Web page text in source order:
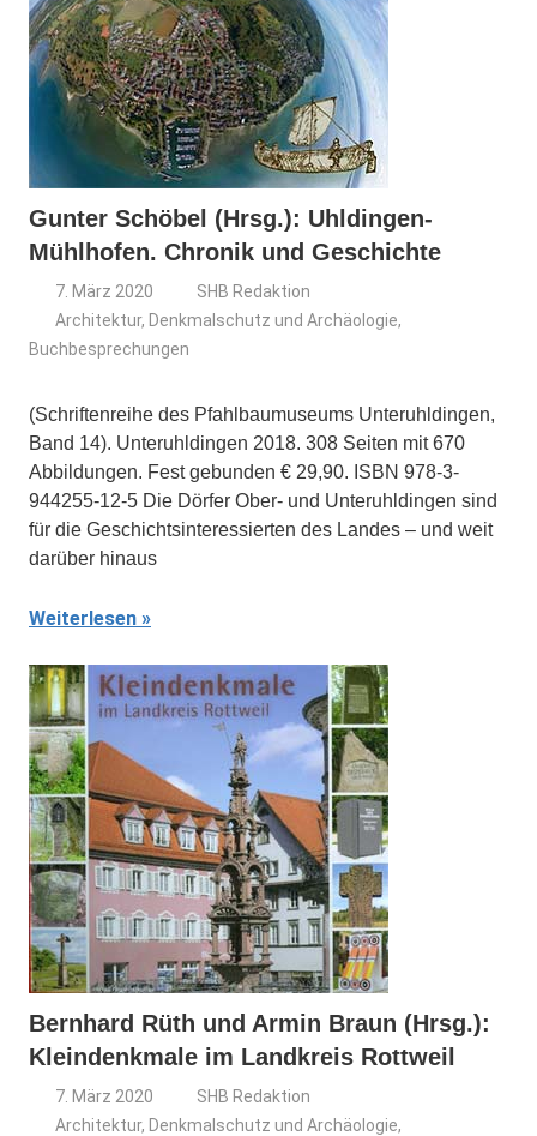
Gunter Schöbel (Hrsg.): Uhldingen-
Mühlhofen. Chronik und Geschichte
7. März 2020
SHB Redaktion
Architektur, Denkmalschutz und Archäologie,
Buchbesprechungen
(Schriftenreihe des Pfahlbaumuseums Unteruhldingen,
Band 14). Unteruhldingen 2018. 308 Seiten mit 670
Abbildungen. Fest gebunden € 29,90. ISBN 978-3-
944255-12-5 Die Dörfer Ober- und Unteruhldingen sind
für die Geschichtsinteressierten des Landes – und weit
darüber hinaus
Weiterlesen
Bernhard Rüth und Armin Braun (Hrsg.):
Kleindenkmale im Landkreis Rottweil
7. März 2020
SHB Redaktion
Architektur, Denkmalschutz und Archäologie,